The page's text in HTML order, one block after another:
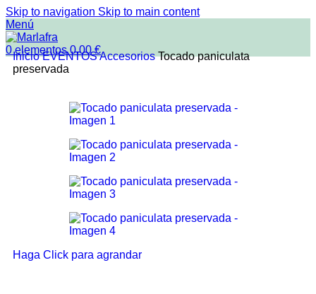
Skip to navigation Skip to main content
Menú
0elementos 0.00€
InicioEVENTOSAccesoriosTocado paniculata
preservada
Haga Click para agrandar